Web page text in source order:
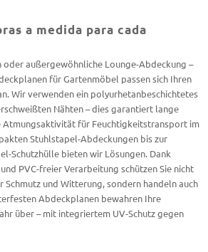
a medida para cada
oder außergewöhnliche Lounge-Abdeckung –
für Gartenmöbel passen sich Ihren
Wir verwenden ein polyurhetanbeschichtetes
Nähten – dies garantiert lange
Atmungsaktivität für Feuchtigkeitstransport im
Stuhlstapel-Abdeckungen bis zur
Schutzhülle bieten wir Lösungen. Dank
und PVC-freier Verarbeitung schützen Sie nicht
Schmutz und Witterung, sondern handeln auch
Abdeckplanen bewahren Ihre
über – mit integriertem UV-Schutz gegen